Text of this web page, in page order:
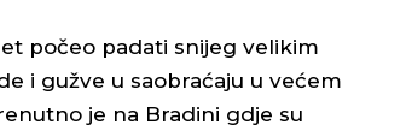
počeo padati snijeg velikim
i gužve u saobraćaju u većem
je na Bradini gdje su